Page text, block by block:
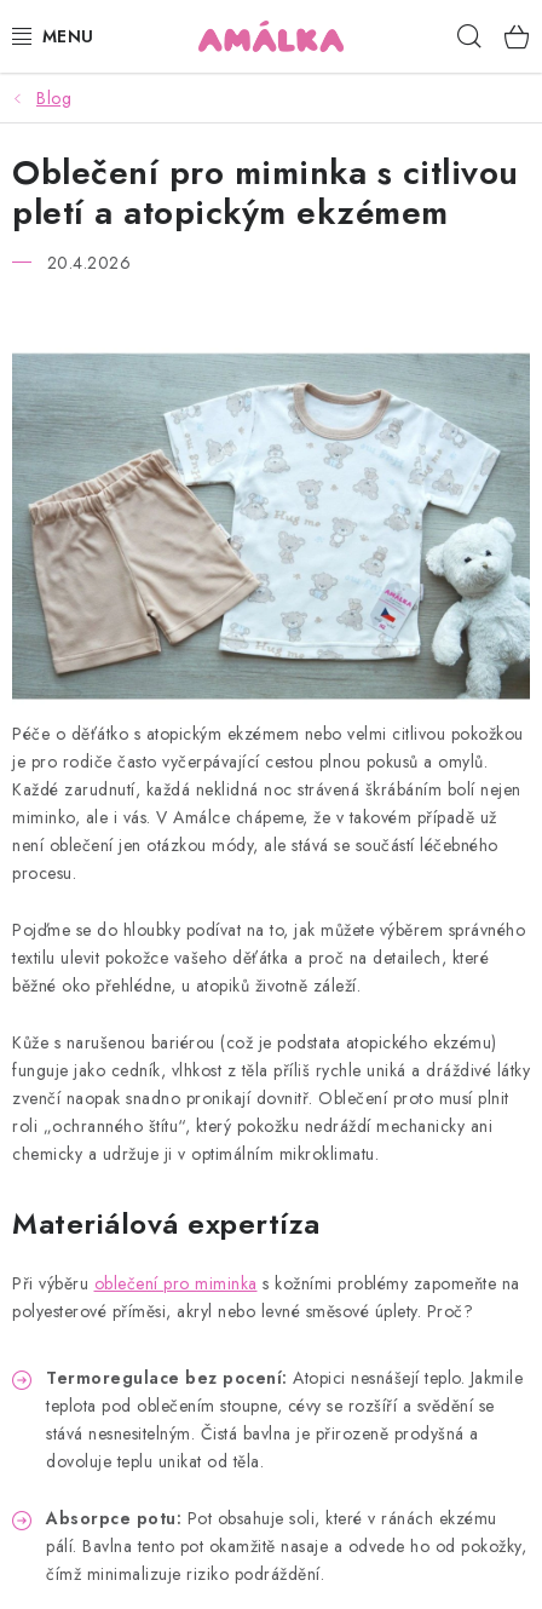
na
KOJENECKÉ, DĚTSKÉ OBLEČENÍ
ČEPICE, RUKAVICE, NÁKRČNÍKY
OSUŠKY, BRYNDÁKY, DEKY, DOPLŇKY
POUKAZY
KONTAKTY
HODNOCENÍ OBCHODU
Kontakty Proč AMÁLKA?
Doprava a platba
Tabulka velikostí
Postup pro vrácení a výměnu
Velkoobchod
Obchodní podmínky
Podmínky ochrany osobních údajů
Blog
Blog
Oblečení pro miminka s citlivou
pletí a atopickým ekzémem
20.4.2026
Péče o děťátko s atopickým ekzémem nebo velmi citlivou pokožkou
je pro rodiče často vyčerpávající cestou plnou pokusů a omylů.
Každé zarudnutí, každá neklidná noc strávená škrábáním bolí nejen
miminko, ale i vás. V Amálce chápeme, že v takovém případě už
není oblečení jen otázkou módy, ale stává se součástí léčebného
procesu.
Pojďme se do hloubky podívat na to, jak můžete výběrem správného
textilu ulevit pokožce vašeho děťátka a proč na detailech, které
běžné oko přehlédne, u atopiků životně záleží.
Kůže s narušenou bariérou (což je podstata atopického ekzému)
funguje jako cedník, vlhkost z těla příliš rychle uniká a dráždivé látky
zvenčí naopak snadno pronikají dovnitř. Oblečení proto musí plnit
roli „ochranného štítu“, který pokožku nedráždí mechanicky ani
chemicky a udržuje ji v optimálním mikroklimatu.
Materiálová expertíza
Při výběru oblečení pro miminka s kožními problémy zapomeňte na
polyesterové příměsi, akryl nebo levné směsové úplety. Proč?
Termoregulace bez pocení: Atopici nesnášejí teplo. Jakmile
teplota pod oblečením stoupne, cévy se rozšíří a svědění se
stává nesnesitelným. Čistá bavlna je přirozeně prodyšná a
dovoluje teplu unikat od těla.
Absorpce potu: Pot obsahuje soli, které v ránách ekzému
pálí. Bavlna tento pot okamžitě nasaje a odvede ho od pokožky,
čímž minimalizuje riziko podráždění.